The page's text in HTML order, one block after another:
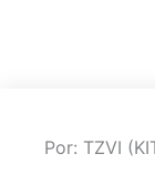
Por: TZVI